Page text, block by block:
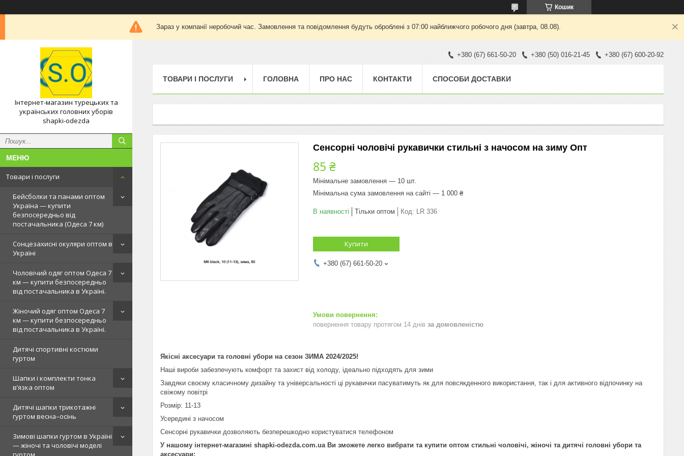
Кошик
Зараз у компанії неробочий час. Замовлення та повідомлення будуть оброблені з 07:00 найближчого робочого дня (завтра, 08.08).
Інтернет-магазин турецьких та
українських головних уборів
shapki-odezda
Товари і послуги
Бейсболки та панами оптом
Україна — купити
безпосередньо від
постачальника (Одеса 7 км)
Сонцезахисні окуляри оптом в
Україні
Чоловічий одяг оптом Одеса 7
км — купити безпосередньо
від постачальника в Україні.
Жіночий одяг оптом Одеса 7
км — купити безпосередньо
від постачальника в Україні.
Дитячі спортивні костюми
гуртом
Шапки і комплекти тонка
в’язка оптом
Дитячі шапки трикотажні
гуртом весна–осінь
Зимові шапки гуртом в Україні
— жіночі та чоловічі моделі
+380 (67) 661-50-20 +380 (50) 016-21-45 +380 (67) 600-20-92
ТОВАРИ І ПОСЛУГИ ГОЛОВНА ПРО НАС КОНТАКТИ СПОСОБИ ДОСТАВКИ
Сенсорні чоловічі рукавички стильні з начосом на зиму Опт
85 ₴
Мінімальне замовлення — 10 шт.
Мінімальна сума замовлення на сайті — 1 000 ₴
В наявності Тільки оптом Код: LR 336
Купити
+380 (67) 661-50-20
повернення товару протягом 14 днів за домовленістю
Якісні аксесуари та головні убори на сезон ЗИМА 2024/2025!
Наші вироби забезпечують комфорт та захист від холоду, ідеально підходять для зими
Завдяки своєму класичному дизайну та універсальності ці рукавички пасуватимуть як для повсякденного використання, так і для активного відпочинку на
свіжому повітрі
Розмір: 11-13
Усередині з начосом
Сенсорні рукавички дозволяють безперешкодно користуватися телефоном
У нашому інтернет-магазині shapki-odezda.com.ua Ви зможете легко вибрати та купити оптом стильні чоловічі, жіночі та дитячі головні убори та
аксесуари: